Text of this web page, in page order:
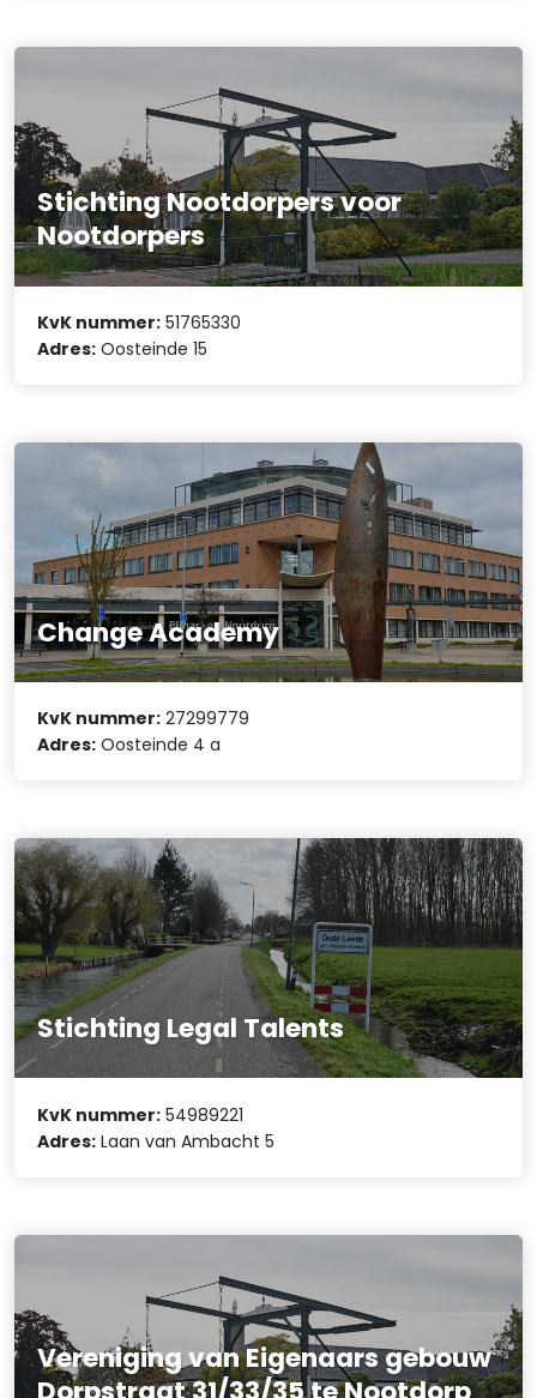
Stichting Nootdorpers voor
Nootdorpers
KvK nummer: 51765330
Adres: Oosteinde 15
Change Academy
KvK nummer: 27299779
Adres: Oosteinde 4 a
Stichting Legal Talents
KvK nummer: 54989221
Adres: Laan van Ambacht 5
Vereniging van Eigenaars gebouw